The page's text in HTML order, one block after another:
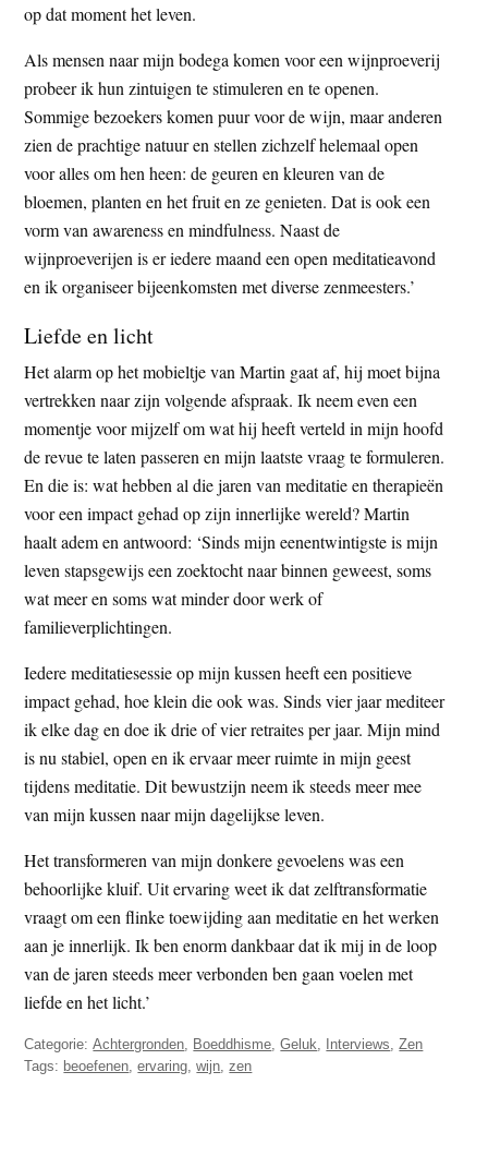
op dat moment het leven.
Als mensen naar mijn bodega komen voor een wijnproeverij
probeer ik hun zintuigen te stimuleren en te openen.
Sommige bezoekers komen puur voor de wijn, maar anderen
zien de prachtige natuur en stellen zichzelf helemaal open
voor alles om hen heen: de geuren en kleuren van de
bloemen, planten en het fruit en ze genieten. Dat is ook een
vorm van awareness en mindfulness. Naast de
wijnproeverijen is er iedere maand een open meditatieavond
en ik organiseer bijeenkomsten met diverse zenmeesters.’
Liefde en licht
Het alarm op het mobieltje van Martin gaat af, hij moet bijna
vertrekken naar zijn volgende afspraak. Ik neem even een
momentje voor mijzelf om wat hij heeft verteld in mijn hoofd
de revue te laten passeren en mijn laatste vraag te formuleren.
En die is: wat hebben al die jaren van meditatie en therapieën
voor een impact gehad op zijn innerlijke wereld? Martin
haalt adem en antwoord: ‘Sinds mijn eenentwintigste is mijn
leven stapsgewijs een zoektocht naar binnen geweest, soms
wat meer en soms wat minder door werk of
familieverplichtingen.
Iedere meditatiesessie op mijn kussen heeft een positieve
impact gehad, hoe klein die ook was. Sinds vier jaar mediteer
ik elke dag en doe ik drie of vier retraites per jaar. Mijn mind
is nu stabiel, open en ik ervaar meer ruimte in mijn geest
tijdens meditatie. Dit bewustzijn neem ik steeds meer mee
van mijn kussen naar mijn dagelijkse leven.
Het transformeren van mijn donkere gevoelens was een
behoorlijke kluif. Uit ervaring weet ik dat zelftransformatie
vraagt om een flinke toewijding aan meditatie en het werken
aan je innerlijk. Ik ben enorm dankbaar dat ik mij in de loop
van de jaren steeds meer verbonden ben gaan voelen met
liefde en het licht.’
Categorie:Achtergronden Boeddhisme ,Geluk Interviews ,Zen
Tags: beoefenen ,ervaring ,wijn ,zen